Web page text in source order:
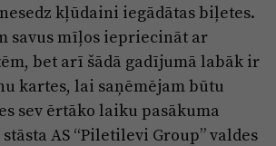
kļūdaini iegādātas biļetes.
savus mīļos iepriecināt ar
bet arī šādā gadījumā labāk ir
kartes, lai saņēmējam būtu
sev ērtāko laiku pasākuma
AS “Piletilevi Group” valdes